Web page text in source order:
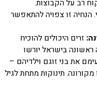
רב על הקבוצות.
הנחיה זו צפויה להתאפשר
זרים היכולים להוכיח
בישראל יורשו
את בני זוגם וילדיהם –
תינוקות מתחת לגיל